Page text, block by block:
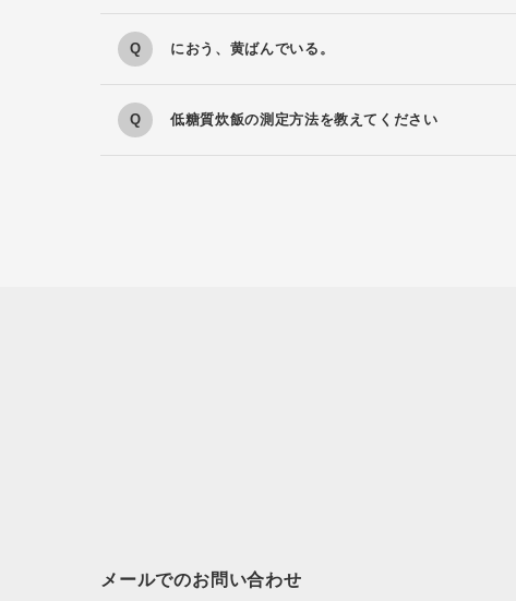
におう、黄ばんでいる。
低糖質炊飯の測定方法を教えてください
メールでのお問い合わせ